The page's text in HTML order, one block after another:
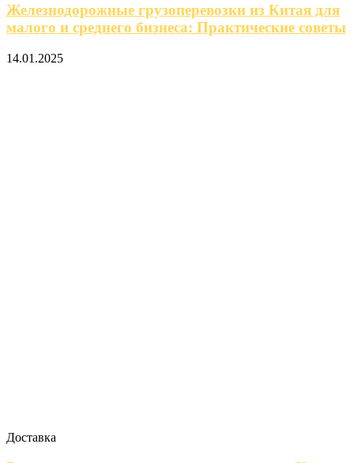
Железнодорожные грузоперевозки из Китая для
малого и среднего бизнеса: Практические советы
14.01.2025
Доставка